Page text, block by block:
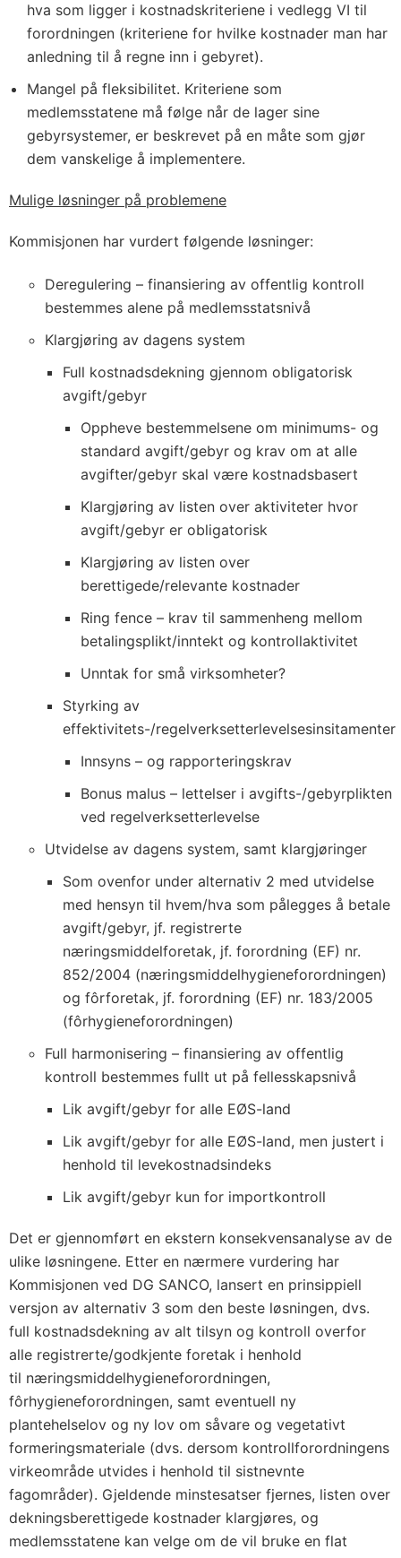
hva som ligger i kostnadskriteriene i vedlegg VI til
forordningen (kriteriene for hvilke kostnader man har
anledning til å regne inn i gebyret).
Mangel på fleksibilitet. Kriteriene som
medlemsstatene må følge når de lager sine
gebyrsystemer, er beskrevet på en måte som gjør
dem vanskelige å implementere.
Mulige løsninger på problemene
Kommisjonen har vurdert følgende løsninger:
Deregulering – finansiering av offentlig kontroll
bestemmes alene på medlemsstatsnivå
Klargjøring av dagens system
Full kostnadsdekning gjennom obligatorisk
avgift/gebyr
Oppheve bestemmelsene om minimums- og
standard avgift/gebyr og krav om at alle
avgifter/gebyr skal være kostnadsbasert
Klargjøring av listen over aktiviteter hvor
avgift/gebyr er obligatorisk
Klargjøring av listen over
berettigede/relevante kostnader
Ring fence – krav til sammenheng mellom
betalingsplikt/inntekt og kontrollaktivitet
Unntak for små virksomheter?
Styrking av
effektivitets-/regelverksetterlevelsesinsitamenter
Innsyns – og rapporteringskrav
Bonus malus – lettelser i avgifts-/gebyrplikten
ved regelverksetterlevelse
Utvidelse av dagens system, samt klargjøringer
Som ovenfor under alternativ 2 med utvidelse
med hensyn til hvem/hva som pålegges å betale
avgift/gebyr, jf. registrerte
næringsmiddelforetak, jf. forordning (EF) nr.
852/2004 (næringsmiddelhygieneforordningen)
og fôrforetak, jf. forordning (EF) nr. 183/2005
(fôrhygieneforordningen)
Full harmonisering – finansiering av offentlig
kontroll bestemmes fullt ut på fellesskapsnivå
Lik avgift/gebyr for alle EØS-land
Lik avgift/gebyr for alle EØS-land, men justert i
henhold til levekostnadsindeks
Lik avgift/gebyr kun for importkontroll
Det er gjennomført en ekstern konsekvensanalyse av de
ulike løsningene. Etter en nærmere vurdering har
Kommisjonen ved DG SANCO, lansert en prinsippiell
versjon av alternativ 3 som den beste løsningen, dvs.
full kostnadsdekning av alt tilsyn og kontroll overfor
alle registrerte/godkjente foretak i henhold
til næringsmiddelhygieneforordningen,
fôrhygieneforordningen, samt eventuell ny
plantehelselov og ny lov om såvare og vegetativt
formeringsmateriale (dvs. dersom kontrollforordningens
virkeområde utvides i henhold til sistnevnte
fagområder). Gjeldende minstesatser fjernes, listen over
dekningsberettigede kostnader klargjøres, og
medlemsstatene kan velge om de vil bruke en flat